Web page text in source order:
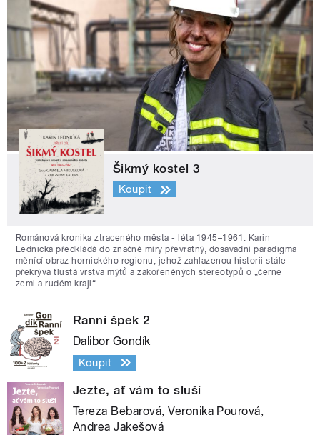
Šikmý kostel 3
Koupit
Románová kronika ztraceného města - léta 1945–1961. Karin
Lednická předkládá do značné míry převratný, dosavadní paradigma
měnící obraz hornického regionu, jehož zahlazenou historii stále
překrývá tlustá vrstva mýtů a zakořeněných stereotypů o „černé
zemi a rudém kraji“.
Ranní špek 2
Dalibor Gondík
Koupit
Jezte, ať vám to sluší
Tereza Bebarová, Veronika Pourová,
Andrea Jakešová